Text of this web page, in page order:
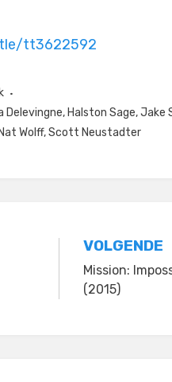
tt3622592
Delevingne, Halston Sage,Jake
Nat Wolff,Scott Neustadter
VOLGENDE
Mission:
(2015)